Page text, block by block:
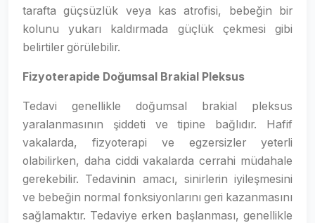
tarafta güçsüzlük veya kas atrofisi, bebeğin bir
kolunu yukarı kaldırmada güçlük çekmesi gibi
belirtiler görülebilir.
Fizyoterapide Doğumsal Brakial Pleksus
Tedavi genellikle doğumsal brakial pleksus
yaralanmasının şiddeti ve tipine bağlıdır. Hafif
vakalarda, fizyoterapi ve egzersizler yeterli
olabilirken, daha ciddi vakalarda cerrahi müdahale
gerekebilir. Tedavinin amacı, sinirlerin iyileşmesini
ve bebeğin normal fonksiyonlarını geri kazanmasını
sağlamaktır. Tedaviye erken başlanması, genellikle